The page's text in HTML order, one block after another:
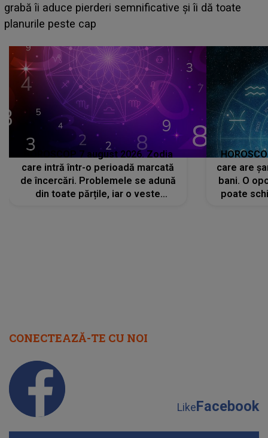
face o MĂRTURISIRE NEAȘTEPTATĂ despre mama
sa: "I-am spus și ei în față, eu nu te iubesc pentru
HOROSCOP 7 august 2026. Zodia
care intră într-o perioadă marcată
de încercări. Problemele se adună
din toate părțile, iar o veste
care are
bani. O
poate
CONECTEAZĂ-TE CU NOI
LikeFacebook